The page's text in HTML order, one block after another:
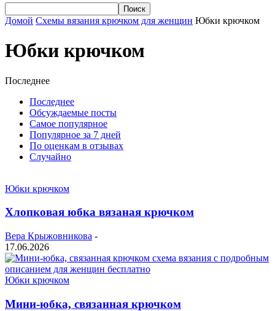
Домой Схемы вязания крючком для женщин Юбки крючком
Юбки крючком
Последнее
Последнее
Обсуждаемые посты
Самое популярное
Популярное за 7 дней
По оценкам в отзывах
Случайно
Юбки крючком
Хлопковая юбка вязаная крючком
Вера Крыжовникова -
17.06.2026
Юбки крючком
Мини-юбка, связанная крючком